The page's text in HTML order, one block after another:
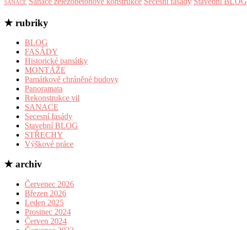
SANACE
★ rubriky
BLOG
FASÁDY
Historické památky
MONTÁŽE
Památkově chráněné budovy
Panoramata
Rekonstrukce vil
SANACE
Secesní fasády
Stavební BLOG
STŘECHY
Výškové práce
★ archiv
Červenec 2026
Březen 2026
Leden 2025
Prosinec 2024
Červen 2024